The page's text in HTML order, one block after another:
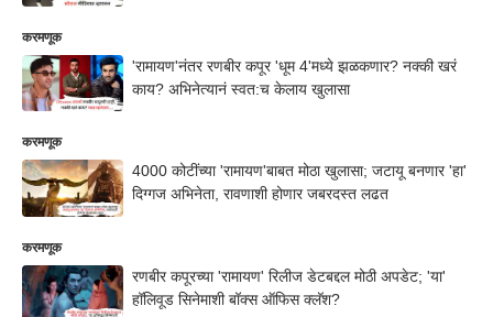
करमणूक
'रामायण'नंतर रणबीर कपूर 'धूम 4'मध्ये झळकणार? नक्की खरं
काय? अभिनेत्यानं स्वत:च केलाय खुलासा
करमणूक
4000 कोटींच्या 'रामायण'बाबत मोठा खुलासा; जटायू बनणार 'हा'
दिग्गज अभिनेता, रावणाशी होणार जबरदस्त लढत
करमणूक
रणबीर कपूरच्या 'रामायण' रिलीज डेटबद्दल मोठी अपडेट; 'या'
हॉलिवूड सिनेमाशी बॉक्स ऑफिस क्लॅश?